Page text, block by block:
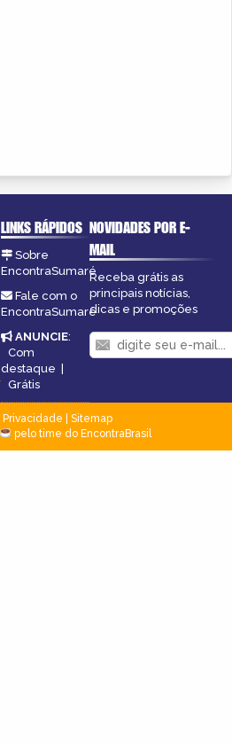
LINKS RÁPIDOS
Sobre
EncontraSumaré
Fale com o
EncontraSumaré
ANUNCIE:
Com
destaque |
Grátis
NOVIDADES POR E-
MAIL
Receba grátis as
principais notícias,
dicas e promoções
Privacidade
Sitemap
pelo time do EncontraBrasil